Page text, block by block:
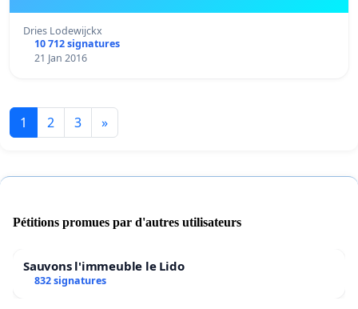
Dries Lodewijckx
10 712 signatures
21 Jan 2016
1 2 3 »
Pétitions promues par d'autres utilisateurs
Sauvons l'immeuble le Lido
832 signatures